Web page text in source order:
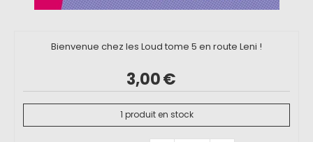
Bienvenue chez les Loud tome 5 en route Leni !
3,00€
1 produit en stock